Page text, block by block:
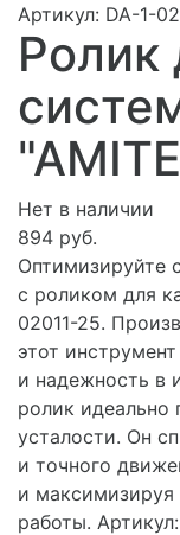
Артикул: DA-1-
Ролик
Нет в наличии
894 руб.
Оптимизируйте
с роликом для
02011-25.
этот
и надежность в
ролик идеально
усталости. Он
и точного
и максимизируя
работы.